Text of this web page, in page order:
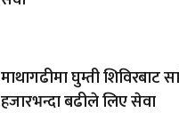
माथागढीमा घुम्ती शिविरबाट
हजारभन्दा बढीले लिए सेवा